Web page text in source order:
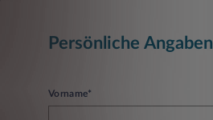
Persönliche Angaben
Vorname*